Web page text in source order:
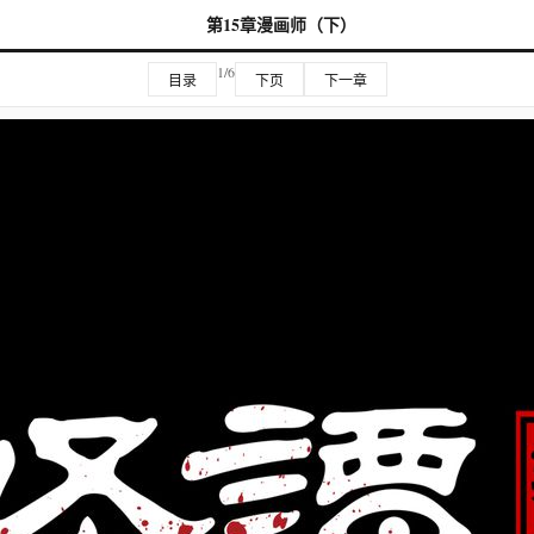
第15章漫画师（下）
目录 1/6 下页 下一章